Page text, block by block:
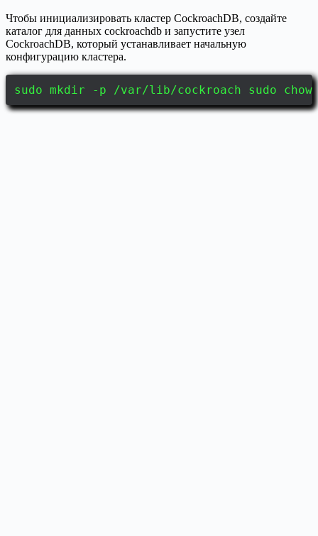
Чтобы инициализировать кластер CockroachDB, создайте
каталог для данных cockroachdb и запустите узел
CockroachDB, который устанавливает начальную
конфигурацию кластера.
sudo mkdir -p /var/lib/cockroach sudo